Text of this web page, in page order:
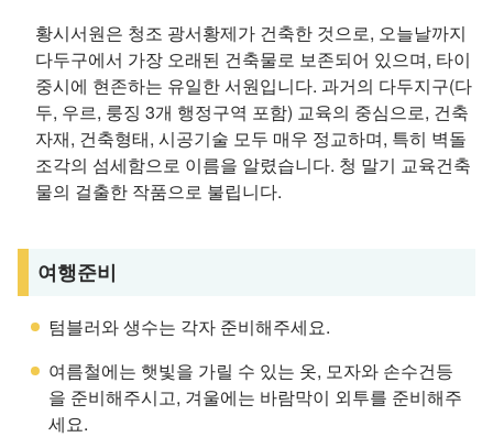
황시서원은 청조 광서황제가 건축한 것으로, 오늘날까지
다두구에서 가장 오래된 건축물로 보존되어 있으며, 타이
중시에 현존하는 유일한 서원입니다. 과거의 다두지구(다
두, 우르, 룽징 3개 행정구역 포함) 교육의 중심으로, 건축
자재, 건축형태, 시공기술 모두 매우 정교하며, 특히 벽돌
조각의 섬세함으로 이름을 알렸습니다. 청 말기 교육건축
물의 걸출한 작품으로 불립니다.
여행준비
텀블러와 생수는 각자 준비해주세요.
여름철에는 햇빛을 가릴 수 있는 옷, 모자와 손수건등
을 준비해주시고, 겨울에는 바람막이 외투를 준비해주
세요.